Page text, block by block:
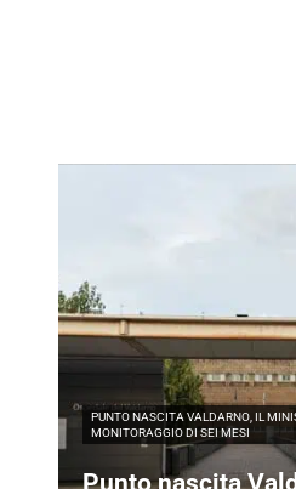
PUNTO NASCITA VALDARNO, IL
MONITORAGGIO DI SEI MESI